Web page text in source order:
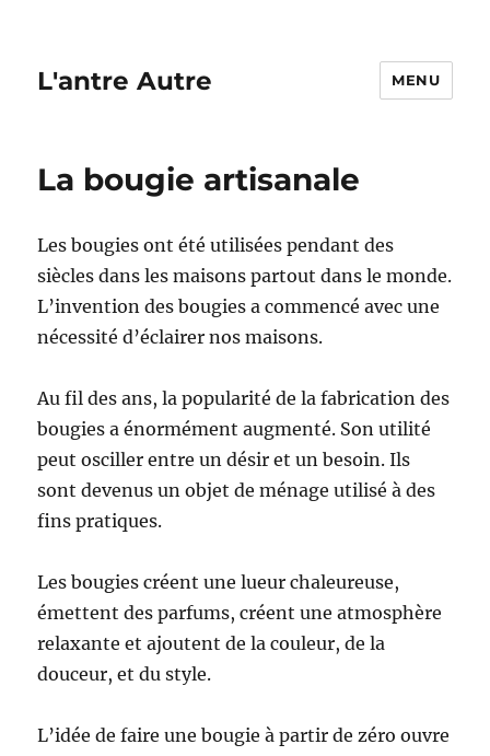
L'antre Autre MENU
La bougie artisanale
Les bougies ont été utilisées pendant des
siècles dans les maisons partout dans le monde.
L’invention des bougies a commencé avec une
nécessité d’éclairer nos maisons.
Au fil des ans, la popularité de la fabrication des
bougies a énormément augmenté. Son utilité
peut osciller entre un désir et un besoin. Ils
sont devenus un objet de ménage utilisé à des
fins pratiques.
Les bougies créent une lueur chaleureuse,
émettent des parfums, créent une atmosphère
relaxante et ajoutent de la couleur, de la
douceur, et du style.
L’idée de faire une bougie à partir de zéro ouvre